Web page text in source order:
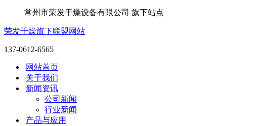
常州市荣发干燥设备有限公司 旗下站点
荣发干燥旗下联盟网站
137-0612-6565
|网站首页
|关于我们
|新闻资讯
公司新闻
行业新闻
|产品与应用